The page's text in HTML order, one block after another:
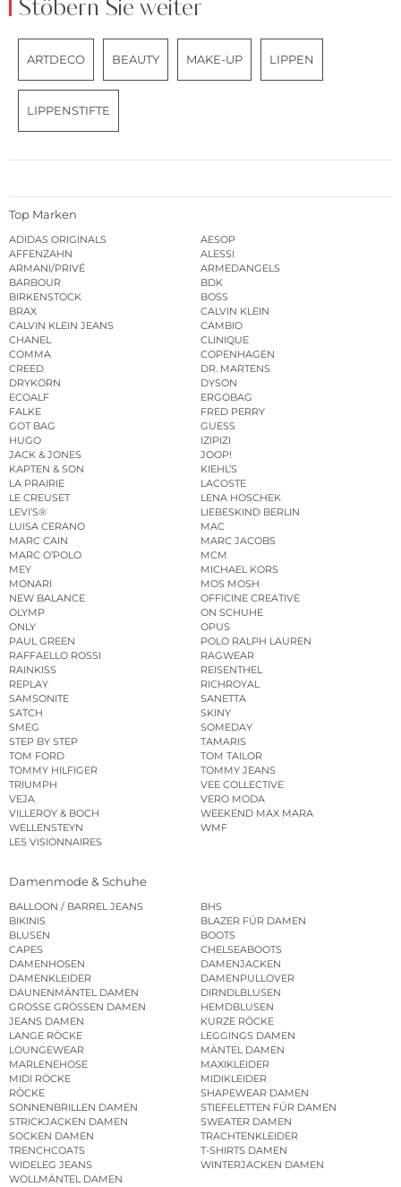
Stöbern Sie weiter
ARTDECO BEAUTY MAKE-UP LIPPEN
LIPPENSTIFTE
Top Marken
ADIDAS ORIGINALS
AESOP
AFFENZAHN
ALESSI
ARMANI/PRIVÉ
ARMEDANGELS
BARBOUR
BDK
BIRKENSTOCK
BOSS
BRAX
CALVIN KLEIN
CALVIN KLEIN JEANS
CAMBIO
CHANEL
CLINIQUE
COMMA
COPENHAGEN
CREED
DR. MARTENS
DRYKORN
DYSON
ECOALF
ERGOBAG
FALKE
FRED PERRY
GOT BAG
GUESS
HUGO
IZIPIZI
JACK & JONES
JOOP!
KAPTEN & SON
KIEHL’S
LA PRAIRIE
LACOSTE
LE CREUSET
LENA HOSCHEK
LEVI’S®
LIEBESKIND BERLIN
LUISA CERANO
MAC
MARC CAIN
MARC JACOBS
MARC O’POLO
MCM
MEY
MICHAEL KORS
MONARI
MOS MOSH
NEW BALANCE
OFFICINE CREATIVE
OLYMP
ON SCHUHE
ONLY
OPUS
PAUL GREEN
POLO RALPH LAUREN
RAFFAELLO ROSSI
RAGWEAR
RAINKISS
REISENTHEL
REPLAY
RICHROYAL
SAMSONITE
SANETTA
SATCH
SKINY
SMEG
SOMEDAY
STEP BY STEP
TAMARIS
TOM FORD
TOM TAILOR
TOMMY HILFIGER
TOMMY JEANS
TRIUMPH
VEE COLLECTIVE
VEJA
VERO MODA
VILLEROY & BOCH
WEEKEND MAX MARA
WELLENSTEYN
WMF
LES VISIONNAIRES
Damenmode & Schuhe
BALLOON / BARREL JEANS
BHS
BIKINIS
BLAZER FÜR DAMEN
BLUSEN
BOOTS
CAPES
CHELSEABOOTS
DAMENHOSEN
DAMENJACKEN
DAMENKLEIDER
DAMENPULLOVER
DAUNENMÄNTEL DAMEN
DIRNDLBLUSEN
GROSSE GRÖSSEN DAMEN
HEMDBLUSEN
JEANS DAMEN
KURZE RÖCKE
LANGE RÖCKE
LEGGINGS DAMEN
LOUNGEWEAR
MÄNTEL DAMEN
MARLENEHOSE
MAXIKLEIDER
MIDI RÖCKE
MIDIKLEIDER
RÖCKE
SHAPEWEAR DAMEN
SONNENBRILLEN DAMEN
STIEFELETTEN FÜR DAMEN
STRICKJACKEN DAMEN
SWEATER DAMEN
SOCKEN DAMEN
TRACHTENKLEIDER
TRENCHCOATS
T-SHIRTS DAMEN
WIDELEG JEANS
WINTERJACKEN DAMEN
WOLLMÄNTEL DAMEN